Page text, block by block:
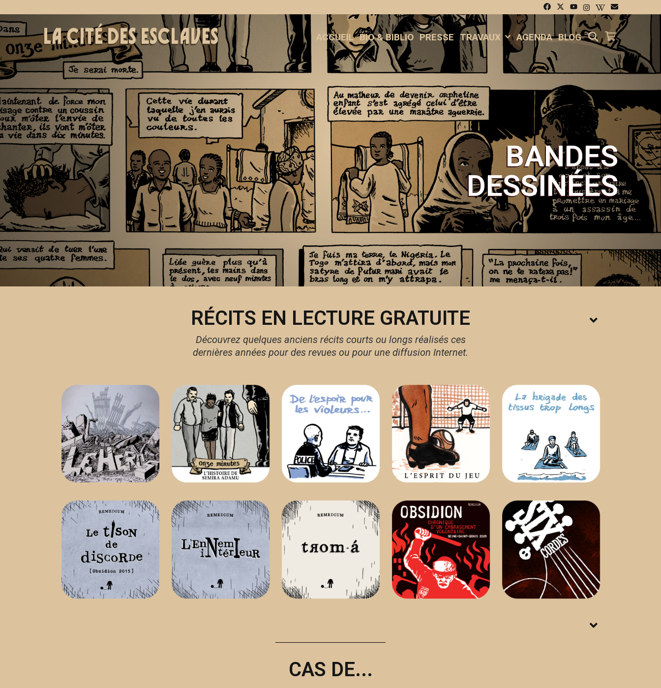
ACCUEIL BIO & BIBLIO PRESSE TRAVAUX AGENDA BLOG SEARCH
BANDES
DESSINÉES
RÉCITS EN LECTURE GRATUITE
Découvrez quelques anciens récits courts ou longs réalisés ces
dernières années pour des revues ou pour une diffusion Internet.
CAS DE...